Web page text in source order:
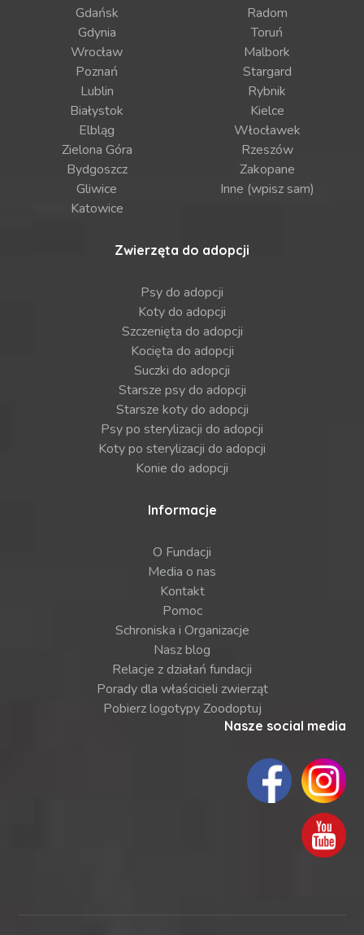
Gdańsk
Gdynia
Wrocław
Poznań
Lublin
Białystok
Elbląg
Zielona Góra
Bydgoszcz
Gliwice
Katowice
Radom
Toruń
Malbork
Stargard
Rybnik
Kielce
Włocławek
Rzeszów
Zakopane
Inne (wpisz sam)
Zwierzęta do adopcji
Psy do adopcji
Koty do adopcji
Szczenięta do adopcji
Kocięta do adopcji
Suczki do adopcji
Starsze psy do adopcji
Starsze koty do adopcji
Psy po sterylizacji do adopcji
Koty po sterylizacji do adopcji
Konie do adopcji
Informacje
O Fundacji
Media o nas
Kontakt
Pomoc
Schroniska i Organizacje
Nasz blog
Relacje z działań fundacji
Porady dla właścicieli zwierząt
Pobierz logotypy Zoodoptuj
Nasze social media